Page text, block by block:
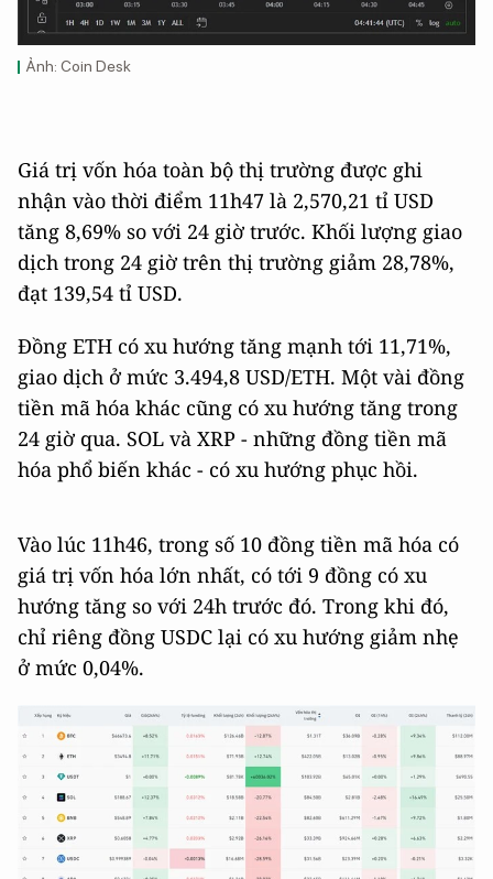
Ảnh: Coin Desk
Giá trị vốn hóa toàn bộ thị trường được ghi
nhận vào thời điểm 11h47 là 2,570,21 tỉ USD
tăng 8,69% so với 24 giờ trước. Khối lượng giao
dịch trong 24 giờ trên thị trường giảm 28,78%,
đạt 139,54 tỉ USD.
Đồng ETH có xu hướng tăng mạnh tới 11,71%,
giao dịch ở mức 3.494,8 USD/ETH. Một vài đồng
tiền mã hóa khác cũng có xu hướng tăng trong
24 giờ qua. SOL và XRP - những đồng tiền mã
hóa phổ biến khác - có xu hướng phục hồi.
Vào lúc 11h46, trong số 10 đồng tiền mã hóa có
giá trị vốn hóa lớn nhất, có tới 9 đồng có xu
hướng tăng so với 24h trước đó. Trong khi đó,
chỉ riêng đồng USDC lại có xu hướng giảm nhẹ
ở mức 0,04%.